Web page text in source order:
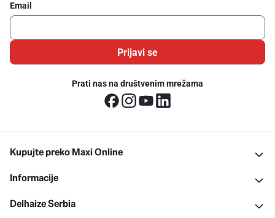
Email
Prijavi se
Prati nas na društvenim mrežama
Kupujte preko Maxi Online
Informacije
Delhaize Serbia